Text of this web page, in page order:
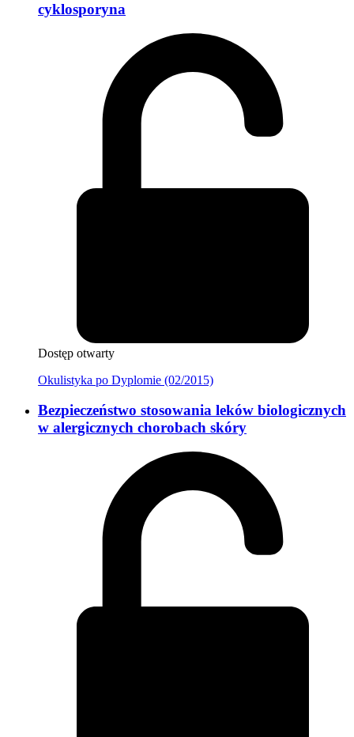
cyklosporyna
Dostęp otwarty
Okulistyka po Dyplomie (02/2015)
Bezpieczeństwo stosowania leków biologicznych
w alergicznych chorobach skóry